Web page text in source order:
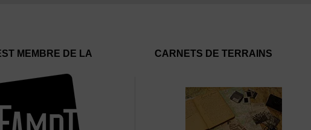
MEMBRE DE LA CARNETS DE TERRAINS